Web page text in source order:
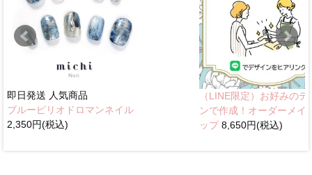
即日発送 人気商品
ブルーピリオドロマンネイル
2,350円(税込)
（LINE限定）お好みのデ
ンで作成！オーダーメイ
ップ8,650円(税込)